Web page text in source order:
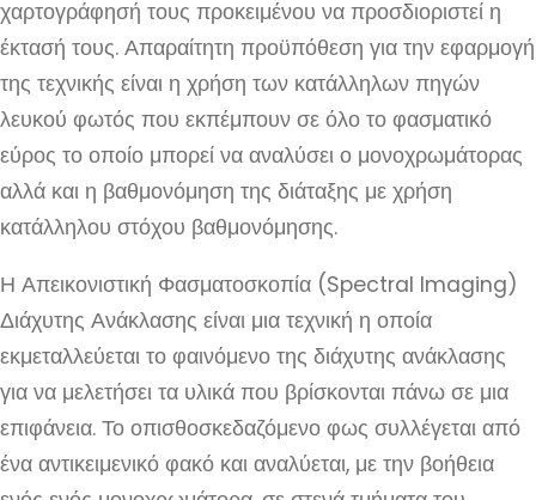
χαρτογράφησή τους προκειμένου να προσδιοριστεί η
έκτασή τους. Απαραίτητη προϋπόθεση για την εφαρμογή
της τεχνικής είναι η χρήση των κατάλληλων πηγών
λευκού φωτός που εκπέμπουν σε όλο το φασματικό
εύρος το οποίο μπορεί να αναλύσει ο μονοχρωμάτορας
αλλά και η βαθμονόμηση της διάταξης με χρήση
κατάλληλου στόχου βαθμονόμησης.
Η Απεικονιστική Φασματοσκοπία (Spectral Imaging)
Διάχυτης Ανάκλασης είναι μια τεχνική η οποία
εκμεταλλεύεται το φαινόμενο της διάχυτης ανάκλασης
για να μελετήσει τα υλικά που βρίσκονται πάνω σε μια
επιφάνεια. Το οπισθοσκεδαζόμενο φως συλλέγεται από
ένα αντικειμενικό φακό και αναλύεται, με την βοήθεια